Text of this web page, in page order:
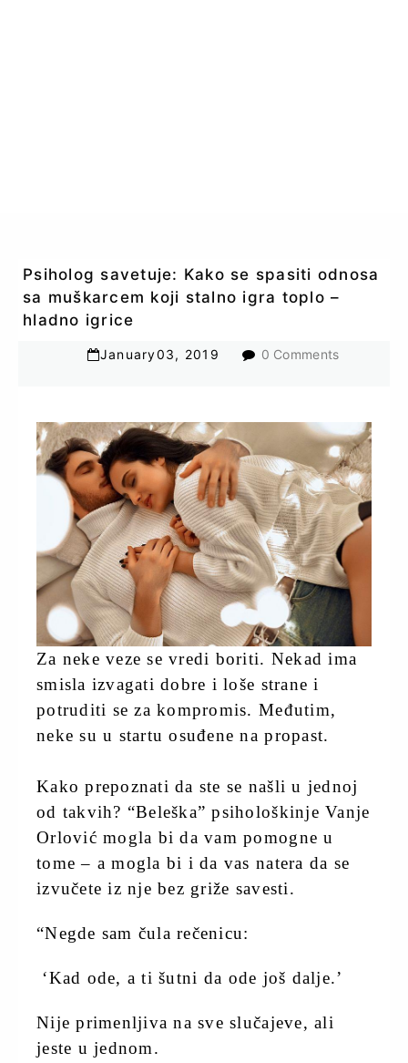
Psiholog savetuje: Kako se spasiti odnosa
sa muškarcem koji stalno igra toplo –
hladno igrice
January03, 2019 0 Comments
Za neke veze se vredi boriti. Nekad ima
smisla izvagati dobre i loše strane i
potruditi se za kompromis. Međutim,
neke su u startu osuđene na propast.
Kako prepoznati da ste se našli u jednoj
od takvih? “Beleška” psihološkinje Vanje
Orlović mogla bi da vam pomogne u
tome – a mogla bi i da vas natera da se
izvučete iz nje bez griže savesti.
“Negde sam čula rečenicu:
‘Kad ode, a ti šutni da ode još dalje.’
Nije primenljiva na sve slučajeve, ali
jeste u jednom.